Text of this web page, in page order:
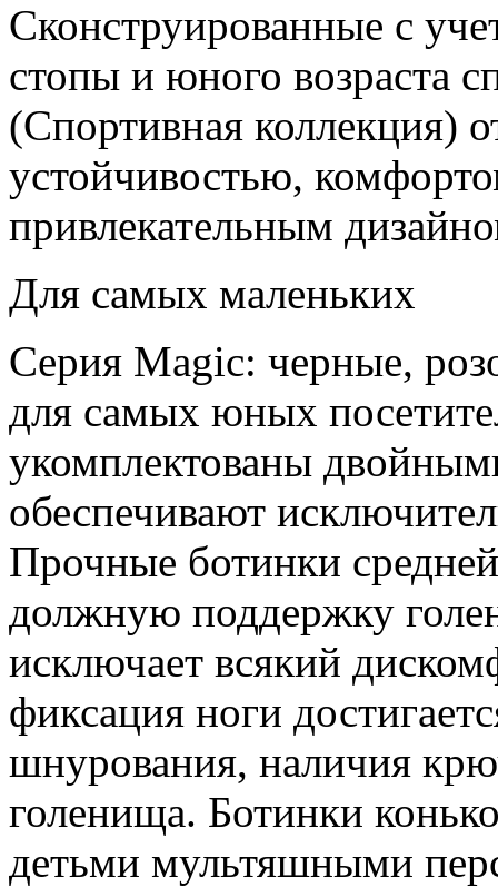
Сконструированные с
стопы и юного возраста
(Спортивная коллекция)
устойчивостью,
привлекательным
Для самых маленьких
Серия Magic: черные,
для самых юных
укомплектованы
обеспечивают
Прочные ботинки
должную поддержку
исключает всякий
фиксация ноги
шнурования, наличия
голенища. Ботинки
детьми мультяшными